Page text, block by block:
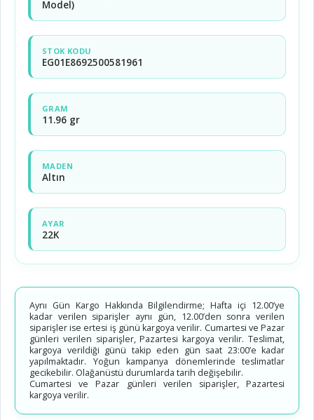
Model)
STOK KODU
EG01E8692500581961
GRAM
11.96 gr
MADEN
Altın
AYAR
22K
Aynı Gün Kargo Hakkında Bilgilendirme; Hafta içi 12.00’ye
kadar verilen siparişler aynı gün, 12.00’den sonra verilen
siparişler ise ertesi iş günü kargoya verilir. Cumartesi ve Pazar
günleri verilen siparişler, Pazartesi kargoya verilir. Teslimat,
kargoya verildiği günü takip eden gün saat 23:00’e kadar
yapılmaktadır. Yoğun kampanya dönemlerinde teslimatlar
gecikebilir. Olağanüstü durumlarda tarih değişebilir.
Cumartesi ve Pazar günleri verilen siparişler, Pazartesi
kargoya verilir.